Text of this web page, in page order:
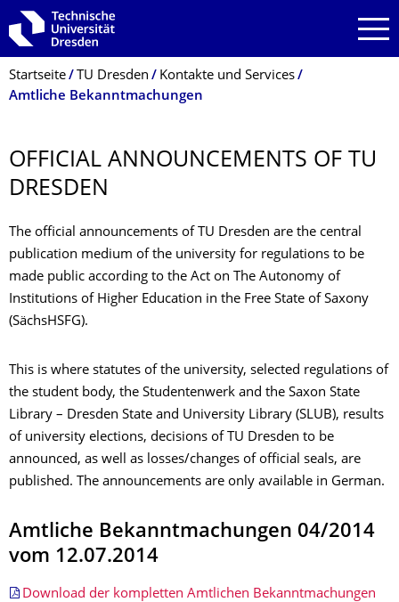
Zur Hauptnavigation springen
Zur Suche springen
Zum Inhalt springen
Breadcrumb-Menü
Startseite TU Dresden
Kontakte und Services
Amtliche Bekanntmachungen
OFFICIAL ANNOUNCEMENTS OF TU
DRESDEN
The official announcements of TU Dresden are the central
publication medium of the university for regulations to be
made public according to the Act on The Autonomy of
Institutions of Higher Education in the Free State of Saxony
(SächsHSFG).
This is where statutes of the university, selected regulations of
the student body, the Studentenwerk and the Saxon State
Library – Dresden State and University Library (SLUB), results
of university elections, decisions of TU Dresden to be
announced, as well as losses/changes of official seals, are
published. The announcements are only available in German.
Amtliche Bekanntmachungen 04/2014
vom 12.07.2014
Download der kompletten Amtlichen Bekanntmachungen